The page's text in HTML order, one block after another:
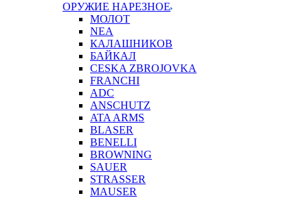
ОРУЖИЕ НАРЕЗНОЕ
МОЛОТ
NEA
КАЛАШНИКОВ
БАЙКАЛ
CESKA ZBROJOVKA
FRANCHI
ADC
ANSCHUTZ
ATA ARMS
BLASER
BENELLI
BROWNING
SAUER
STRASSER
MAUSER